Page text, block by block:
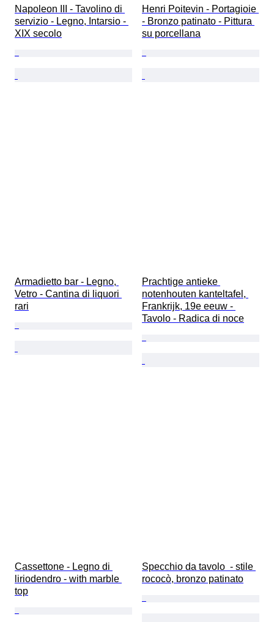
Napoleon III - Tavolino di
servizio - Legno, Intarsio -
XIX secolo
Henri Poitevin - Portagioie
- Bronzo patinato - Pittura
su porcellana
Armadietto bar - Legno,
Vetro - Cantina di liquori
rari
Prachtige antieke
notenhouten kanteltafel,
Frankrijk, 19e eeuw -
Tavolo - Radica di noce
Cassettone - Legno di
liriodendro - with marble
top
Specchio da tavolo  - stile
rococò, bronzo patinato